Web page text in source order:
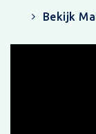
Bekijk